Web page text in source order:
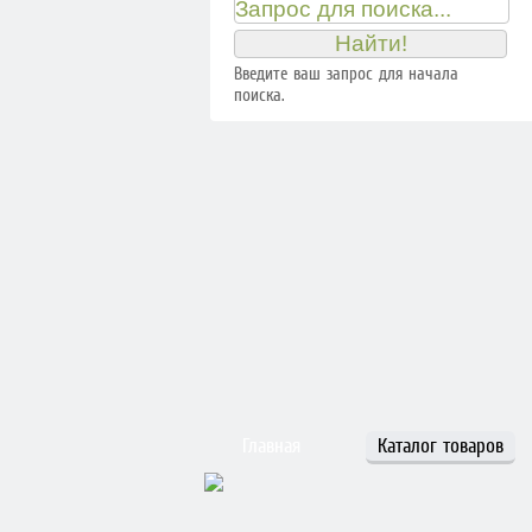
Введите ваш запрос для начала
поиска.
Каталог товаров